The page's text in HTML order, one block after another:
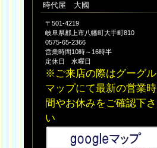
時代屋 大國
〒501-4219
岐阜県郡上市八幡町大手町810
0575-65-2366
営業時間10時～16時半
定休日 水曜日
※ご来店の際はグーグル
マップにて最新の営業時
間やお休みをご確認下さ
い